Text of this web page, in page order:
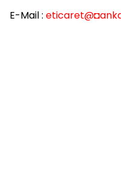
E-Mail : eticaret